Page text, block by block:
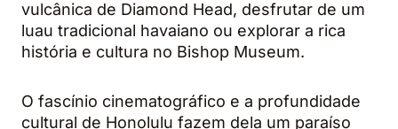
vulcânica de Diamond Head, desfrutar de um
luau tradicional havaiano ou explorar a rica
história e cultura no Bishop Museum.
O fascínio cinematográfico e a profundidade
cultural de Honolulu fazem dela um paraíso